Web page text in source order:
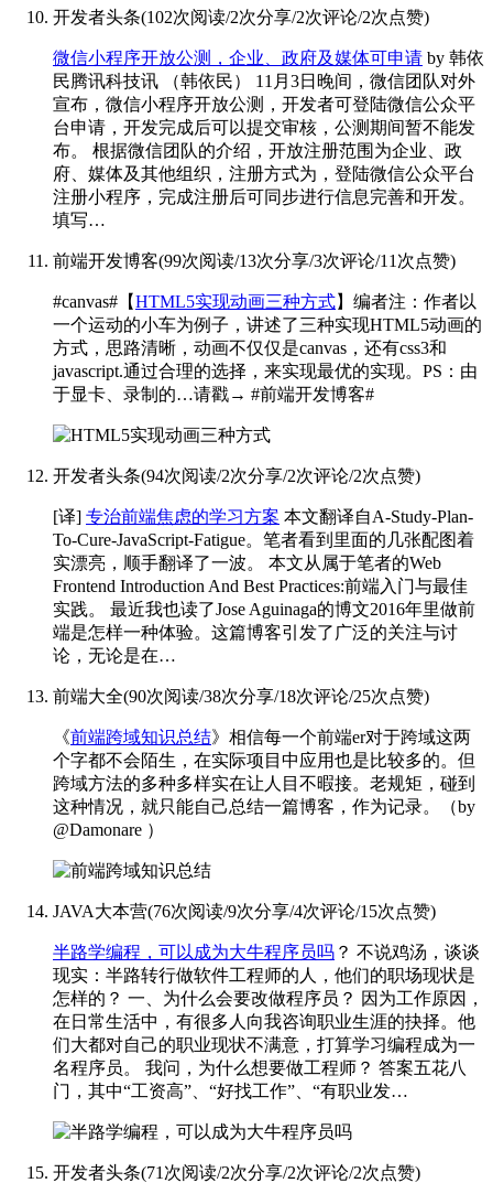
开发者头条(102次阅读/2次分享/2次评论/2次点赞)
微信小程序开放公测，企业、政府及媒体可申请 by 韩依
民腾讯科技讯 （韩依民） 11月3日晚间，微信团队对外
宣布，微信小程序开放公测，开发者可登陆微信公众平
台申请，开发完成后可以提交审核，公测期间暂不能发
布。 根据微信团队的介绍，开放注册范围为企业、政
府、媒体及其他组织，注册方式为，登陆微信公众平台
注册小程序，完成注册后可同步进行信息完善和开发。
填写…
前端开发博客(99次阅读/13次分享/3次评论/11次点赞)
#canvas#【HTML5实现动画三种方式】编者注：作者以
一个运动的小车为例子，讲述了三种实现HTML5动画的
方式，思路清晰，动画不仅仅是canvas，还有css3和
javascript.通过合理的选择，来实现最优的实现。PS：由
于显卡、录制的…请戳→ #前端开发博客#
开发者头条(94次阅读/2次分享/2次评论/2次点赞)
[译] 专治前端焦虑的学习方案 本文翻译自A-Study-Plan-
To-Cure-JavaScript-Fatigue。笔者看到里面的几张配图着
实漂亮，顺手翻译了一波。 本文从属于笔者的Web
Frontend Introduction And Best Practices:前端入门与最佳
实践。 最近我也读了Jose Aguinaga的博文2016年里做前
端是怎样一种体验。这篇博客引发了广泛的关注与讨
论，无论是在…
前端大全(90次阅读/38次分享/18次评论/25次点赞)
《前端跨域知识总结》相信每一个前端er对于跨域这两
个字都不会陌生，在实际项目中应用也是比较多的。但
跨域方法的多种多样实在让人目不暇接。老规矩，碰到
这种情况，就只能自己总结一篇博客，作为记录。
（by
@Damonare ）
JAVA大本营(76次阅读/9次分享/4次评论/15次点赞)
半路学编程，可以成为大牛程序员吗 ？ 不说鸡汤，谈谈
现实：半路转行做软件工程师的人，他们的职场现状是
怎样的？ 一、为什么会要改做程序员？ 因为工作原因，
在日常生活中，有很多人向我咨询职业生涯的抉择。他
们大都对自己的职业现状不满意，打算学习编程成为一
名程序员。 我问，为什么想要做工程师？ 答案五花八
门，其中“工资高”、“好找工作”、“有职业发…
开发者头条(71次阅读/2次分享/2次评论/2次点赞)